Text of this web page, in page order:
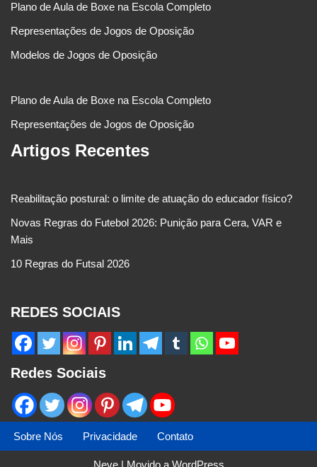
Plano de Aula de Boxe na Escola Completo
Representações de Jogos de Oposição
Modelos de Jogos de Oposição
Plano de Aula de Boxe na Escola Completo
Representações de Jogos de Oposição
Artigos Recentes
Reabilitação postural: o limite de atuação do educador físico?
Novas Regras do Futebol 2026: Punição para Cera, VAR e
Mais
10 Regras do Futsal 2026
REDES SOCIAIS
Redes Sociais
Sobre Nós Privacidade Contato